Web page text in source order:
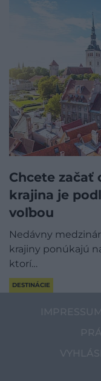
Chcete začať
krajina je
voľbou
Nedávny
krajiny ponúkajú
ktorí…
DESTINÁCIE